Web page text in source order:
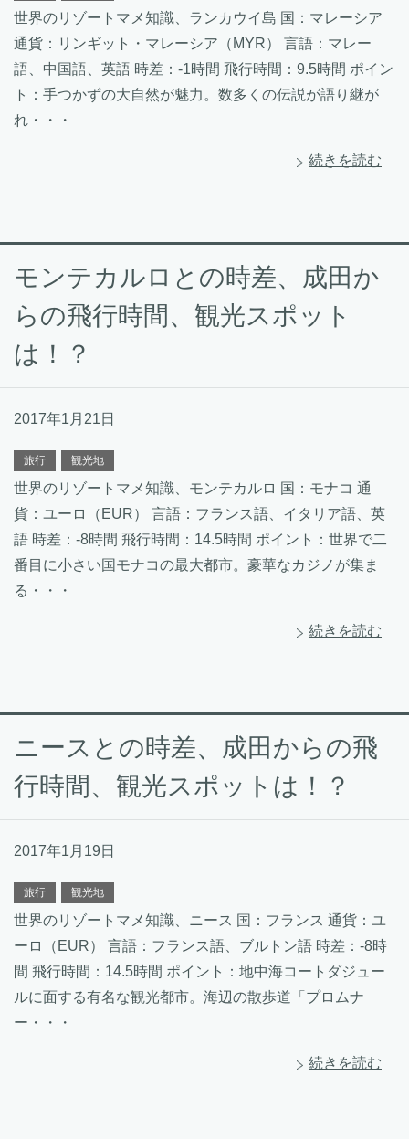
世界のリゾートマメ知識、ランカウイ島 国：マレーシア
通貨：リンギット・マレーシア（MYR） 言語：マレー
語、中国語、英語 時差：-1時間 飛行時間：9.5時間 ポイン
ト：手つかずの大自然が魅力。数多くの伝説が語り継が
れ・・・
続きを読む
モンテカルロとの時差、成田か
らの飛行時間、観光スポット
は！？
2017年1月21日
旅行 観光地
世界のリゾートマメ知識、モンテカルロ 国：モナコ 通
貨：ユーロ（EUR） 言語：フランス語、イタリア語、英
語 時差：-8時間 飛行時間：14.5時間 ポイント：世界で二
番目に小さい国モナコの最大都市。豪華なカジノが集ま
る・・・
続きを読む
ニースとの時差、成田からの飛
行時間、観光スポットは！？
2017年1月19日
旅行 観光地
世界のリゾートマメ知識、ニース 国：フランス 通貨：ユ
ーロ（EUR） 言語：フランス語、ブルトン語 時差：-8時
間 飛行時間：14.5時間 ポイント：地中海コートダジュー
ルに面する有名な観光都市。海辺の散歩道「プロムナ
ー・・・
続きを読む